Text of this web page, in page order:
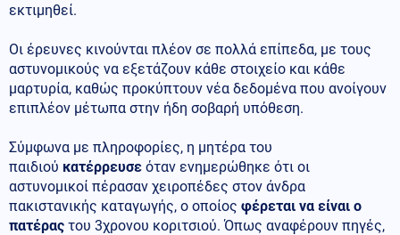
εκτιμηθεί.
Οι έρευνες κινούνται πλέον σε πολλά επίπεδα, με τους
αστυνομικούς να εξετάζουν κάθε στοιχείο και κάθε
μαρτυρία, καθώς προκύπτουν νέα δεδομένα που ανοίγουν
επιπλέον μέτωπα στην ήδη σοβαρή υπόθεση.
Σύμφωνα με πληροφορίες, η μητέρα του
παιδιού κατέρρευσε όταν ενημερώθηκε ότι οι
αστυνομικοί πέρασαν χειροπέδες στον άνδρα
πακιστανικής καταγωγής, ο οποίος φέρεται να είναι ο
πατέρας του 3χρονου κοριτσιού. Όπως αναφέρουν πηγές,